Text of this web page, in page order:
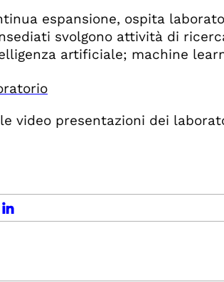
espansione, ospita
svolgono attività di
artificiale; machine
video presentazioni dei
linkedin